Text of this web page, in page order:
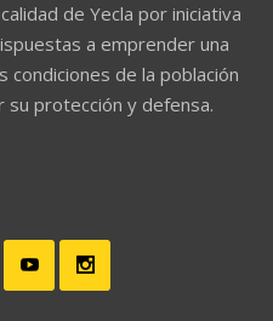
de Yecla por iniciativa
a emprender una
condiciones de la población
su protección y defensa.